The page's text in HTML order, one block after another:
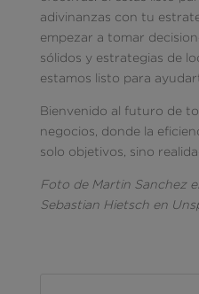
adivinanzas con tu
empezar a tomar
sólidos y estrategias de
estamos listo para
Bienvenido al futuro de
negocios, donde la
solo objetivos, sino
Foto de Martin Sanchez
Sebastian Hietsch en